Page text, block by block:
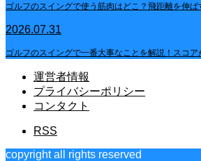
ゴルフのスイングで使う筋肉はどこ？飛距離を伸
2026.07.31
ゴルフのスイングで一番大事なことを解説！スコア
運営者情報
プライバシーポリシー
コンタクト
RSS
copyright all rights reserved